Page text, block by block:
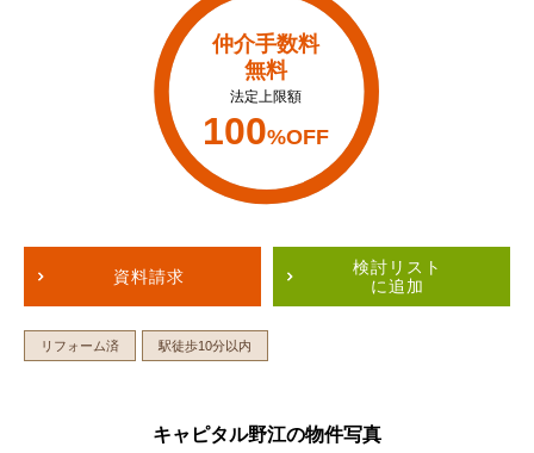
仲介手数料
無料
法定上限額
100%OFF
資料請求
検討リスト
に追加
リフォーム済 駅徒歩10分以内
キャピタル野江の物件写真